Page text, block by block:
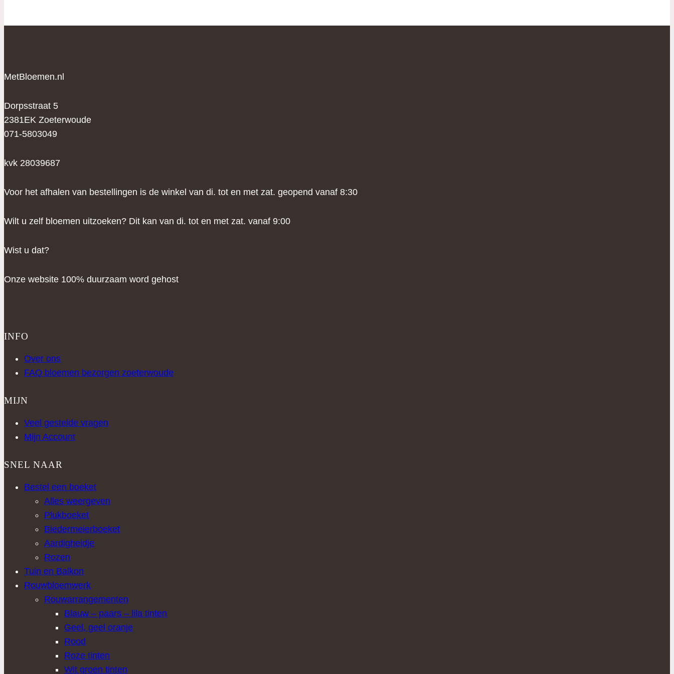
MetBloemen.nl
Dorpsstraat 5
2381EK Zoeterwoude
071-5803049
kvk 28039687
Voor het afhalen van bestellingen is de winkel van di. tot en met zat. geopend vanaf 8:30
Wilt u zelf bloemen uitzoeken? Dit kan van di. tot en met zat. vanaf 9:00
Wist u dat?
Onze website 100% duurzaam word gehost
INFO
Over ons
FAQ bloemen bezorgen zoeterwoude
MIJN
Veel gestelde vragen
Mijn Account
SNEL NAAR
Bestel een boeket
Alles weergeven
Plukboeket
Biedermeierboeket
Aardigheidje
Rozen
Tuin en Balkon
Rouwbloemwerk
Rouwarrangementen
Blauw – paars – lila tinten
Geel, geel oranje
Rood
Roze tinten
Wit groen tinten